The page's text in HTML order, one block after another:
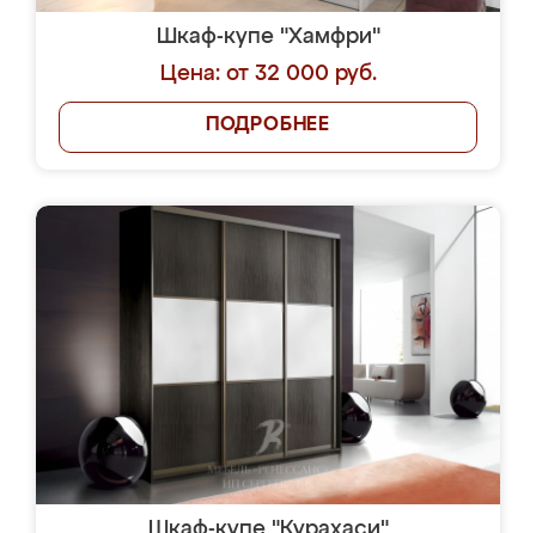
Шкаф-купе "Хамфри"
Цена: от 32 000 руб.
ПОДРОБНЕЕ